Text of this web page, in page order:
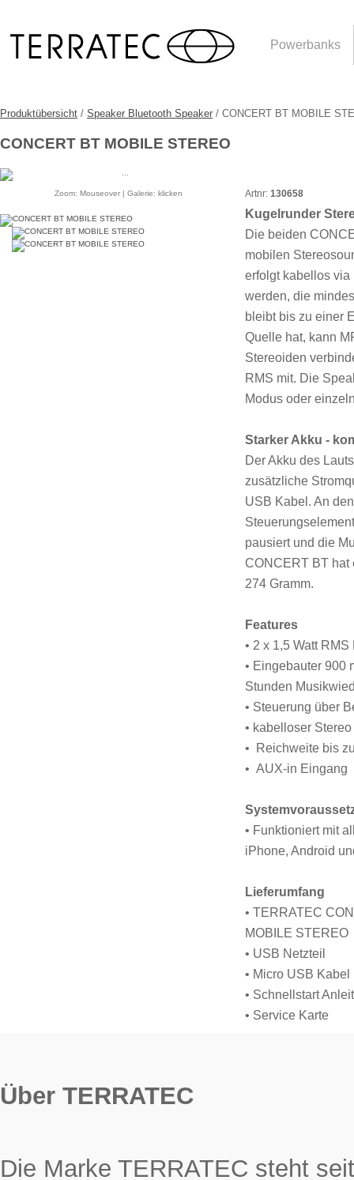
Powerbanks
Produktübersicht / Speaker Bluetooth Speaker / CONCERT BT MOBILE
CONCERT BT MOBILE STEREO
Zoom: Mouseover | Galerie: klicken Artnr: 130658
Kugelrunder
Die beiden
mobilen
erfolgt kabellos
werden, die
bleibt bis zu einer
Quelle hat, kann
Stereoiden
RMS mit. Die
Modus oder
Starker Akku -
Der Akku des
zusätzliche
USB Kabel. An
pausiert und die
CONCERT BT hat
274 Gramm.
Features
• 2 x 1,5 Watt
• Eingebauter 900
Stunden
• Steuerung über
• kabelloser
• Reichweite bis
• AUX-in Eingang
• Funktioniert mit
iPhone, Android
Lieferumfang
• TERRATEC
MOBILE STEREO
• USB Netzteil
• Micro USB Kabel
• Schnellstart
• Service Karte
Über TERRATEC
Die Marke TERRATEC steht